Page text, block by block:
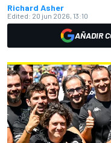
Richard Asher
Edited: 20 jun 2026, 13:10
AÑADIR